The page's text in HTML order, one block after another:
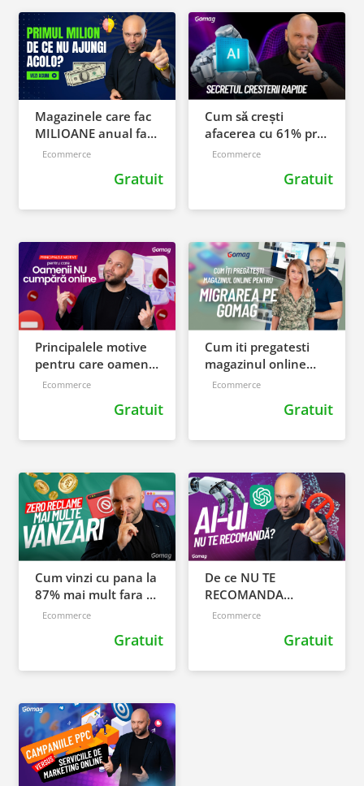
Magazinele care fac
MILIOANE anual fac
asta diferit!
Ecommerce
Gratuit
Cum să crești
afacerea cu 61% prin
pași mici și AI
Ecommerce
Gratuit
Principalele motive
pentru care oamenii
nu cumpara online
Ecommerce
Gratuit
Cum iti pregatesti
magazinul online
pentru migrarea pe
Ecommerce
Gratuit
Cum vinzi cu pana la
87% mai mult fara sa
maresti bugetul de
Ecommerce
Gratuit
De ce NU TE
RECOMANDA
ChatGPT - greseala
magazinele online
Ecommerce
Gratuit